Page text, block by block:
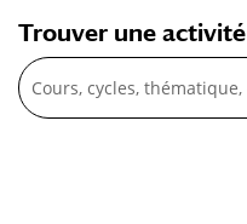
Trouver une activité
Recherche